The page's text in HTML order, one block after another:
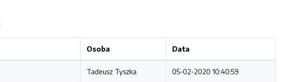
Osoba Data
Tadeusz Tyszka 05-02-2020 10:40:59